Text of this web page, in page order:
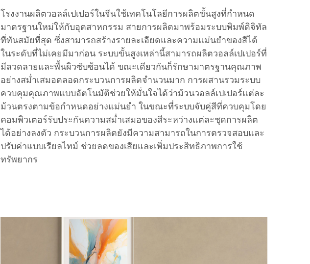
โรงงานผลิตวอลล์เปเปอร์ในจีนใช้เทคโนโลยีการผลิตขั้นสูงที่กำหนด
มาตรฐานใหม่ให้กับอุตสาหกรรม สายการผลิตมาพร้อมระบบพิมพ์ดิจิทัล
ที่ทันสมัยที่สุด ซึ่งสามารถสร้างรายละเอียดและความแม่นยำของสีได้
ในระดับที่ไม่เคยมีมาก่อน ระบบขั้นสูงเหล่านี้สามารถผลิตวอลล์เปเปอร์ที่
มีลวดลายและพื้นผิวซับซ้อนได้ ขณะเดียวกันก็รักษามาตรฐานคุณภาพ
อย่างสม่ำเสมอตลอดกระบวนการผลิตจำนวนมาก การผสานรวมระบบ
ควบคุมคุณภาพแบบอัตโนมัติช่วยให้มั่นใจได้ว่าม้วนวอลล์เปเปอร์แต่ละ
ม้วนตรงตามข้อกำหนดอย่างแม่นยำ ในขณะที่ระบบจับคู่สีที่ควบคุมโดย
คอมพิวเตอร์รับประกันความสม่ำเสมอของสีระหว่างแต่ละชุดการผลิต
ได้อย่างลงตัว กระบวนการผลิตยังมีความสามารถในการตรวจสอบและ
ปรับค่าแบบเรียลไทม์ ช่วยลดของเสียและเพิ่มประสิทธิภาพการใช้
ทรัพยากร